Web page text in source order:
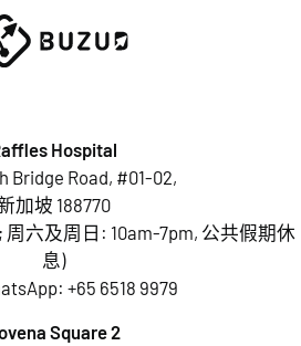
Hospital
Bridge Road, #01-02,
加坡 188770
六及周日: 10am-7pm, 公共假期休
息)
+65 6518 9979
Square 2